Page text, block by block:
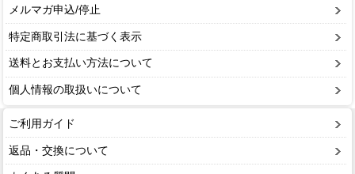
メルマガ申込/停止
特定商取引法に基づく表示
送料とお支払い方法について
個人情報の取扱いについて
ご利用ガイド
返品・交換について